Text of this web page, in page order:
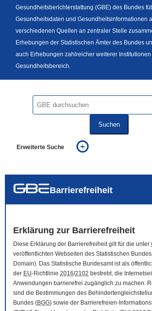
Gesundheitsberichterstattung (GBE) des Bundes
Gesundheitsdaten und Gesundheitsinformationen
verschiedenen Quellen an zentraler Stelle
Erhebungen der Statistischen Ämter des Bundes
auch Erhebungen zahlreicher weiterer
Gesundheitsbereich.
Suchen
Erweiterte Suche
auch in allen Texten suchen (Volltextsuche)
Barrierefreiheit
Erklärung zur Barrierefreiheit
Diese Erklärung der Barrierefreiheit gilt für die unter
veröffentlichten Webseiten des Statistischen
Domain). Das Statistische Bundesamt ist als
der EU-Richtlinie 2016/2102 bestrebt, die
Anwendungen barrierefrei zugänglich zu machen.
sind die Bestimmungen des
Bundes (BGG) sowie der Barrierefreien-